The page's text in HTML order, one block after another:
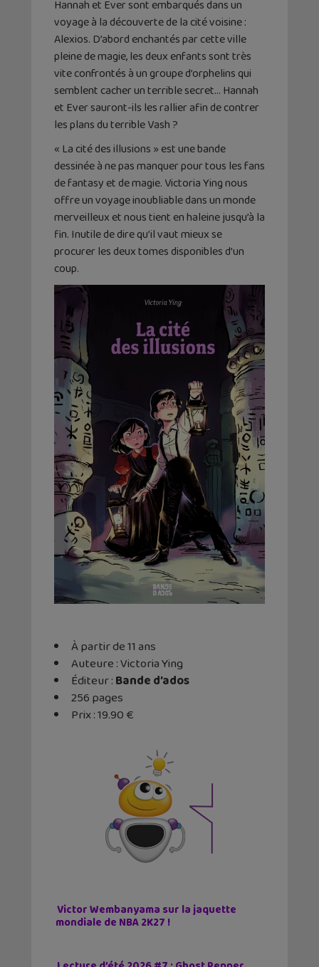
Hannah et Ever sont embarqués dans un
voyage à la découverte de la cité voisine :
Alexios. D’abord enchantés par cette ville
pleine de magie, les deux enfants sont très
vite confrontés à un groupe d’orphelins qui
semblent cacher un terrible secret… Hannah
et Ever sauront-ils les rallier afin de contrer
les plans du terrible Vash ?
« La cité des illusions » est une bande
dessinée à ne pas manquer pour tous les fans
de fantasy et de magie. Victoria Ying nous
offre un voyage inoubliable dans un monde
merveilleux et nous tient en haleine jusqu’à la
fin. Inutile de dire qu’il vaut mieux se
procurer les deux tomes disponibles d’un
coup.
À partir de 11 ans
Auteure : Victoria Ying
Éditeur ‏: ‎Bande d’ados
256 pages
Prix : 19.90 €
Victor Wembanyama sur la jaquette
mondiale de NBA 2K27 !